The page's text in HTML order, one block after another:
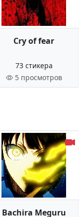
Cry of fear
73 стикера
5 просмотров
Bachira Meguru